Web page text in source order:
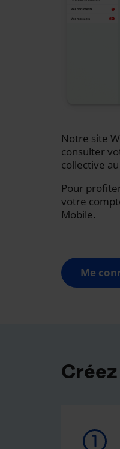
Notre site
consulter
collective
Pour
votre
Mobile.
Me